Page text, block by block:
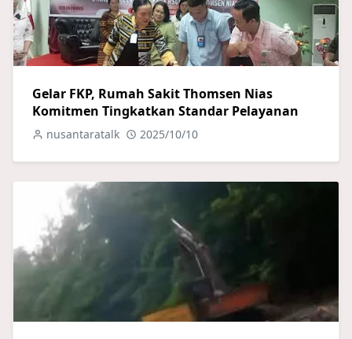
Gelar FKP, Rumah Sakit Thomsen Nias
Komitmen Tingkatkan Standar Pelayanan
nusantaratalk 2025/10/10